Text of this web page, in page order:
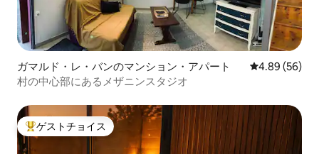
ガマルド・レ・バンのマンション・アパート レビュー56
4.89 (56)
村の中心部にあるメザニンスタジオ
大好評のゲストチョイスです。
ゲストチョイス